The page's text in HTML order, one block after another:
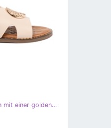
Seastar Leichte Klappen mit einer goldenen Dekoration beige